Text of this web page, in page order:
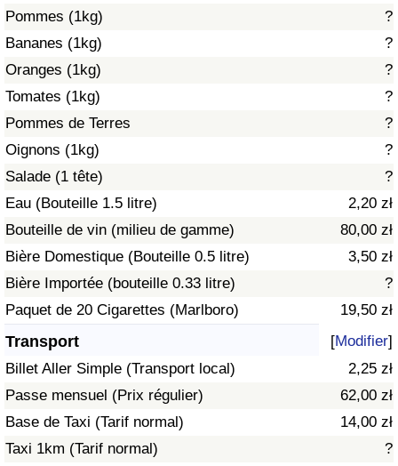
Pommes (1kg)
?
Bananes (1kg)
?
Oranges (1kg)
?
Tomates (1kg)
?
Pommes de Terres
?
Oignons (1kg)
?
Salade (1 tête)
?
Eau (Bouteille 1.5 litre)
2,20 zł
Bouteille de vin (milieu de gamme)
80,00 zł
Bière Domestique (Bouteille 0.5 litre)
3,50 zł
Bière Importée (bouteille 0.33 litre)
?
Paquet de 20 Cigarettes (Marlboro)
19,50 zł
Transport [Modifier]
Billet Aller Simple (Transport local)
2,25 zł
Passe mensuel (Prix régulier)
62,00 zł
Base de Taxi (Tarif normal)
14,00 zł
Taxi 1km (Tarif normal)
?
Indice de pollution
Indice de Pollution par Pays
Trafic
Indice de Trafic
Indice de Trafic (Actuel)
Indice de Trafic par Pays